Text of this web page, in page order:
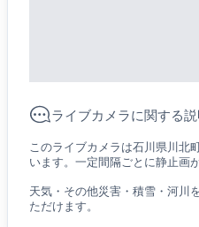
ライブカメラに関する
このライブカメラは石川県川北
います。一定間隔ごとに静止画
天気・その他災害・積雪・河川
ただけます。